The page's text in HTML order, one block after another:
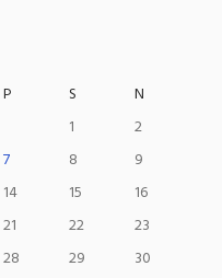
P S
N
1
2
7 8
9
14 15
16
21 22
23
28 29
30